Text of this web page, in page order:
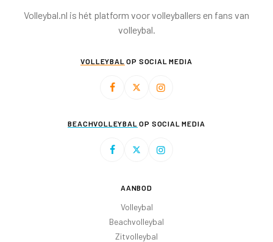
Volleybal.nl is hét platform voor volleyballers en fans van
volleybal.
VOLLEYBAL OP SOCIAL MEDIA
BEACHVOLLEYBAL OP SOCIAL MEDIA
AANBOD
Volleybal
Beachvolleybal
Zitvolleybal